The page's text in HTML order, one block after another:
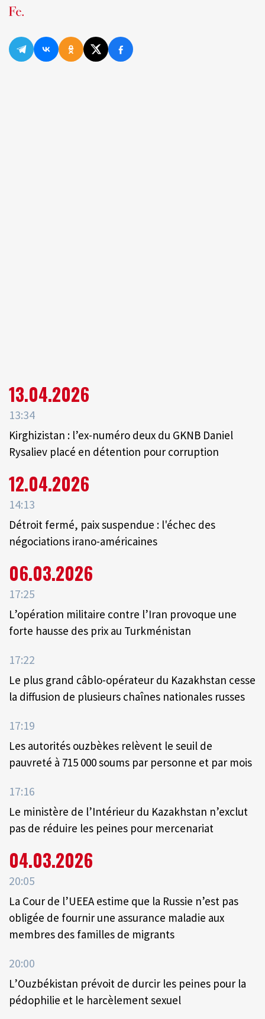
13.04.2026
13:34
Kirghizistan : l’ex-numéro deux du GKNB Daniel
Rysaliev placé en détention pour corruption
12.04.2026
14:13
Détroit fermé, paix suspendue : l'échec des
négociations irano-américaines
06.03.2026
17:25
L’opération militaire contre l’Iran provoque une
forte hausse des prix au Turkménistan
17:22
Le plus grand câblo-opérateur du Kazakhstan cesse
la diffusion de plusieurs chaînes nationales russes
17:19
Les autorités ouzbèkes relèvent le seuil de
pauvreté à 715 000 soums par personne et par mois
17:16
Le ministère de l’Intérieur du Kazakhstan n’exclut
pas de réduire les peines pour mercenariat
04.03.2026
20:05
La Cour de l’UEEA estime que la Russie n’est pas
obligée de fournir une assurance maladie aux
membres des familles de migrants
20:00
L’Ouzbékistan prévoit de durcir les peines pour la
pédophilie et le harcèlement sexuel